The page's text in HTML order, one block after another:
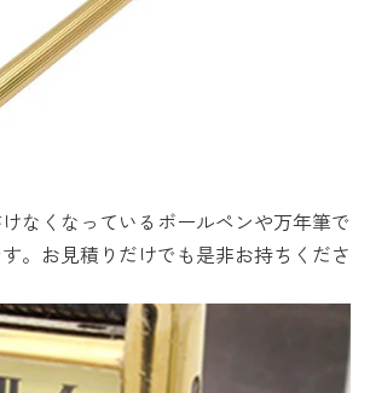
なくなっているボールペンや万年筆で
。お見積りだけでも是非お持ちくださ